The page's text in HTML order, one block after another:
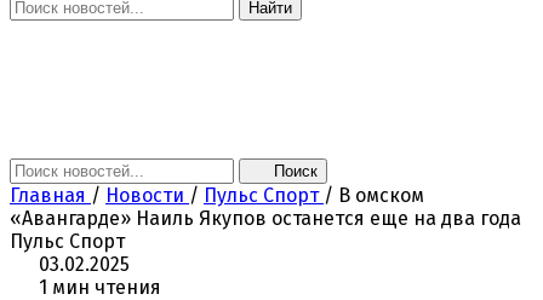
Найти
Поиск
Главная / Новости / Пульс Спорт / В омском
«Авангарде» Наиль Якупов останется еще на два года
Пульс Спорт
03.02.2025
1 мин чтения